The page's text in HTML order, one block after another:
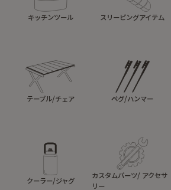
キッチンツール スリーピングアイテム
テーブル/チェア ペグ/ハンマー
クーラー/ジャグ
カスタムパーツ/ アクセサ
リー